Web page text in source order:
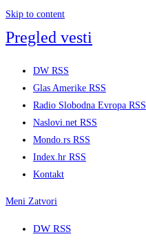
Skip to content
Pregled vesti
DW RSS
Glas Amerike RSS
Radio Slobodna Evropa RSS
Naslovi.net RSS
Mondo.rs RSS
Index.hr RSS
Kontakt
Meni Zatvori
DW RSS